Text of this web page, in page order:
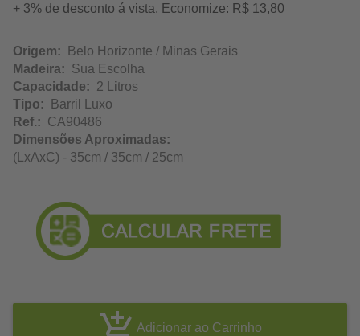
+ 3% de desconto á vista. Economize: R$ 13,80
Origem: Belo Horizonte / Minas Gerais
Madeira: Sua Escolha
Capacidade: 2 Litros
Tipo: Barril Luxo
Ref.: CA90486
Dimensões Aproximadas:
(LxAxC) - 35cm / 35cm / 25cm
Adicionar ao Carrinho